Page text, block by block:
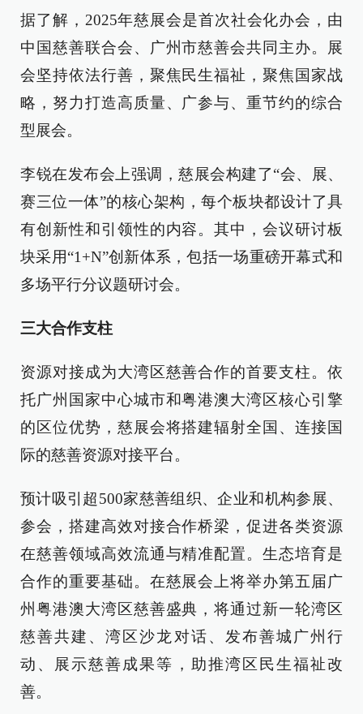
据了解，2025年慈展会是首次社会化办会，由
中国慈善联合会、广州市慈善会共同主办。展
会坚持依法行善，聚焦民生福祉，聚焦国家战
略，努力打造高质量、广参与、重节约的综合
型展会。
李锐在发布会上强调，慈展会构建了“会、展、
赛三位一体”的核心架构，每个板块都设计了具
有创新性和引领性的内容。其中，会议研讨板
块采用“1+N”创新体系，包括一场重磅开幕式和
多场平行分议题研讨会。
三大合作支柱
资源对接成为大湾区慈善合作的首要支柱。依
托广州国家中心城市和粤港澳大湾区核心引擎
的区位优势，慈展会将搭建辐射全国、连接国
际的慈善资源对接平台。
预计吸引超500家慈善组织、企业和机构参展、
参会，搭建高效对接合作桥梁，促进各类资源
在慈善领域高效流通与精准配置。生态培育是
合作的重要基础。在慈展会上将举办第五届广
州粤港澳大湾区慈善盛典，将通过新一轮湾区
慈善共建、湾区沙龙对话、发布善城广州行
动、展示慈善成果等，助推湾区民生福祉改
善。